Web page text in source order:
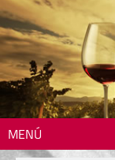
MENÚ